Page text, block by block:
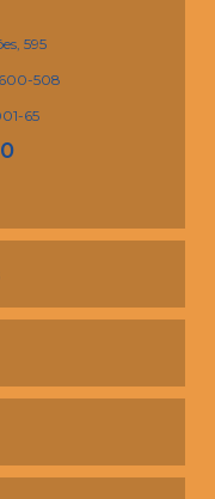
595
508
65